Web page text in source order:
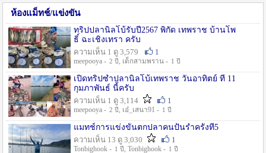
ห้องแม็ทช์/แข่งขัน
ทริปปลานิลโบ้รับปี2567 พิกัด เทพราช บ้านโพ
ธิ์ ฉะเชิงเทรา ครับ
ความเห็น 1 ดู 3,579
1
meepooya - 2 ปี , เด็กสามพราน - 1 ปี
เปิดทริปซ้ำปลานิลโบ้เทพราช วันอาทิตย์ ที่ 11
กุมภาพันธ์ นี้ครับ
ความเห็น 1 ดู 3,114
1
meepooya - 2 ปี , เอ๋_เสนา91 - 1 ปี
แมทช์การแข่งขั้นตกปลาคนปั้นรำครั้งที่5
ความเห็น 13 ดู 3,030
1
Tonbighook - 1 ปี , Tonbighook - 1 ปี